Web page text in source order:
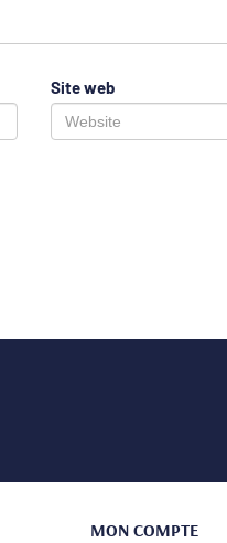
Site web
MON COMPTE